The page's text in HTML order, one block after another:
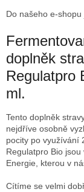
Do našeho e-
doplněk
Regulatpro
ml.
Tento doplněk
nejdříve osobně
pocity po využívání
Regulatpro Bio jsou
Energie, kterou v
Cítíme se velmi